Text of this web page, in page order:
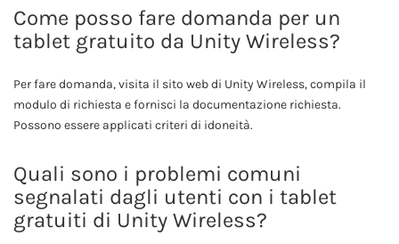
Come posso fare domanda per un
tablet gratuito da Unity Wireless?
Per fare domanda, visita il sito web di Unity Wireless, compila il
modulo di richiesta e fornisci la documentazione richiesta.
Possono essere applicati criteri di idoneità.
Quali sono i problemi comuni
segnalati dagli utenti con i tablet
gratuiti di Unity Wireless?